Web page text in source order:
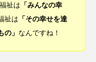
祉は 「みんなの幸
祉は 「その幸せを達
の」 なんですね！